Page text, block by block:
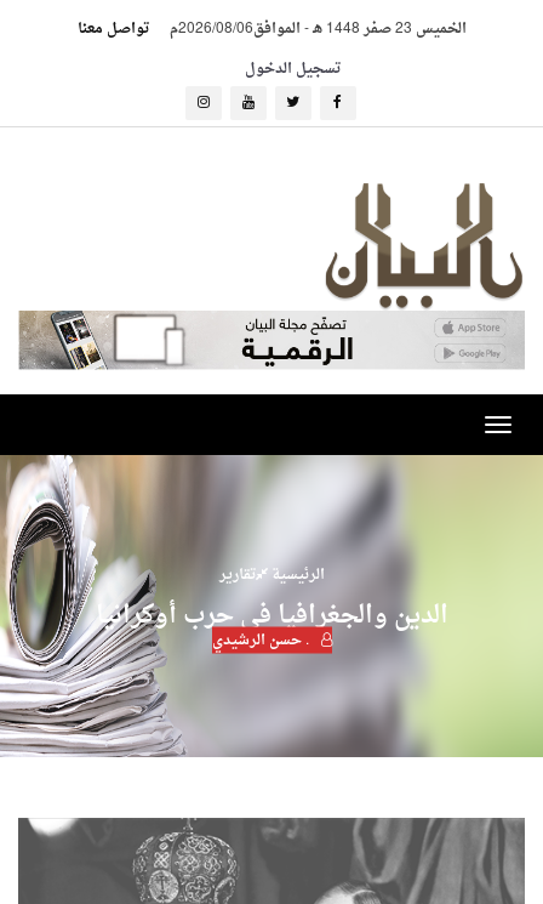
الخميس 23 صفر 1448 هـ -الموافق2026/08/06م
تواصل معنا
تسجيل الدخول
Toggle
navigation
الرئيسية تقارير
الدين والجغرافيا في حرب أوكرانيا
. حسن الرشيدي